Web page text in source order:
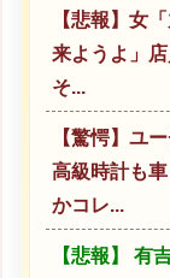
【悲報】女
来ようよ」
そ...
【驚愕】ユ
高級時計も
かコレ...
【悲報】 有